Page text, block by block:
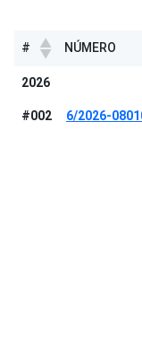
# NÚMERO
#
2026
#002 6/2026-